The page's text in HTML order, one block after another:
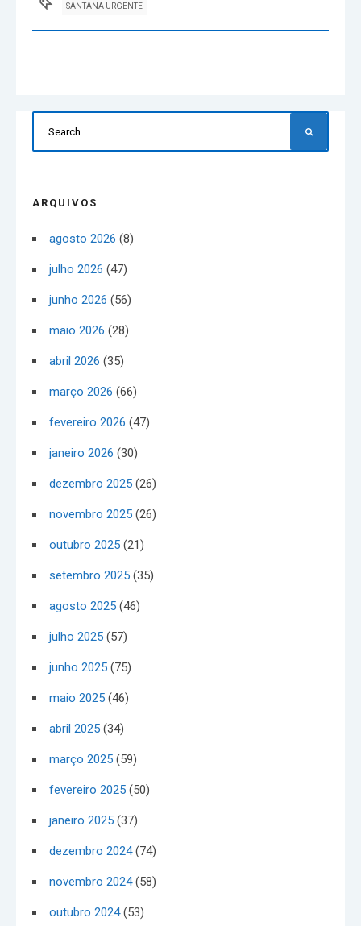
SANTANA URGENTE
ARQUIVOS
agosto 2026 (8)
julho 2026 (47)
junho 2026 (56)
maio 2026 (28)
abril 2026 (35)
março 2026 (66)
fevereiro 2026 (47)
janeiro 2026 (30)
dezembro 2025 (26)
novembro 2025 (26)
outubro 2025 (21)
setembro 2025 (35)
agosto 2025 (46)
julho 2025 (57)
junho 2025 (75)
maio 2025 (46)
abril 2025 (34)
março 2025 (59)
fevereiro 2025 (50)
janeiro 2025 (37)
dezembro 2024(74)
novembro 2024(58)
outubro 2024(53)